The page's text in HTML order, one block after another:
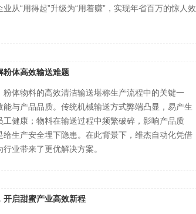
从“用得起”升级为“用着赚”，实现年省百万的惊人效
粉体高效输送难题
体物料的高效清洁输送堪称生产流程中的关键一
与产品品质。传统机械输送方式弊端凸显，易产生
健康；物料在输送过程中频繁破碎，影响产品质
生产安全埋下隐患。在此背景下，维杰自动化凭借
业带来了更优解决方案。
开启甜蜜产业高效新程